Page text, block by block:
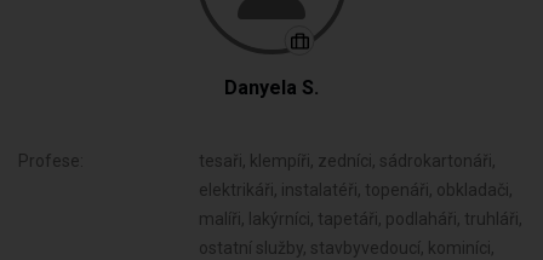
Danyela S.
Profese:
tesaři, klempíři, zedníci, sádrokartonáři,
elektrikáři, instalatéři, topenáři, obkladači,
malíři, lakýrníci, tapetáři, podlaháři, truhláři,
ostatní služby, stavbyvedoucí, kominíci,